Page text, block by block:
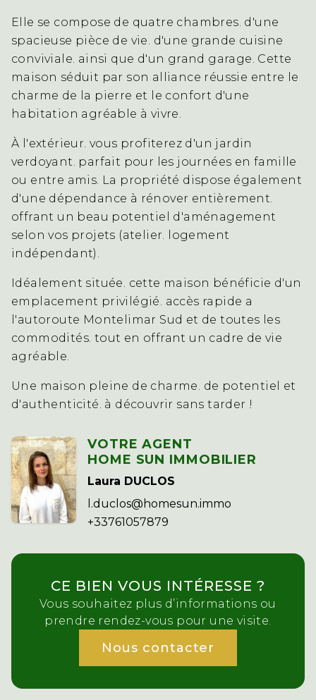
Elle se compose de quatre chambres. d'une
spacieuse pièce de vie. d'une grande cuisine
conviviale. ainsi que d'un grand garage. Cette
maison séduit par son alliance réussie entre le
charme de la pierre et le confort d'une
habitation agréable à vivre.
À l'extérieur. vous profiterez d'un jardin
verdoyant. parfait pour les journées en famille
ou entre amis. La propriété dispose également
d'une dépendance à rénover entièrement.
offrant un beau potentiel d'aménagement
selon vos projets (atelier. logement
indépendant).
Idéalement située. cette maison bénéficie d'un
emplacement privilégié. accès rapide a
l'autoroute Montelimar Sud et de toutes les
commodités. tout en offrant un cadre de vie
agréable.
Une maison pleine de charme. de potentiel et
d'authenticité. à découvrir sans tarder !
VOTRE AGENT
HOME SUN IMMOBILIER
Laura DUCLOS
l.duclos@homesun.immo
+33761057879
CE BIEN VOUS INTÉRESSE ?
Vous souhaitez plus d’informations ou
prendre rendez-vous pour une visite.
Nous contacter